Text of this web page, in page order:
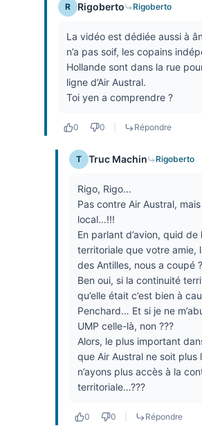
R Rigoberto Rigoberto
La vidéo est dédiée aussi à
n’a pas soif, les copains
Hollande sont dans la rue
ligne d’Air Austral.
Toi yen a comprendre ?
0 0 Répondre
T Truc Machin Rigoberto
Rigo, Rigo…
Pas contre Air Austral, mais
local…!!!
En parlant d’avion, quid
territoriale que votre amie,
des Antilles, nous a coupé
Ben oui, si la continuité
qu’elle était c’est bien à
Penchard… Et si je ne
UMP celle-là, non ???
Alors, le plus important
que Air Austral ne soit plus
n’ayons plus accès à la
territoriale…???
0 0 Répondre